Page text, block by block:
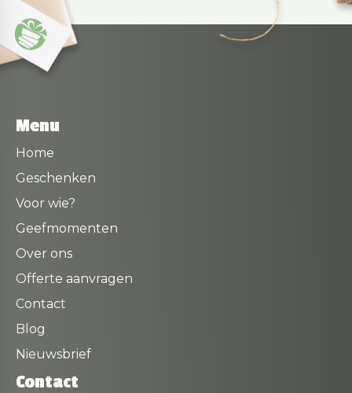
Menu
Home
Geschenken
Voor wie?
Geefmomenten
Over ons
Offerte aanvragen
Contact
Blog
Nieuwsbrief
Contact